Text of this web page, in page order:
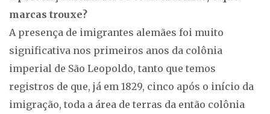
marcas trouxe?
A presença de imigrantes alemães foi muito
significativa nos primeiros anos da colônia
imperial de São Leopoldo, tanto que temos
registros de que, já em 1829, cinco após o início da
imigração, toda a área de terras da então colônia